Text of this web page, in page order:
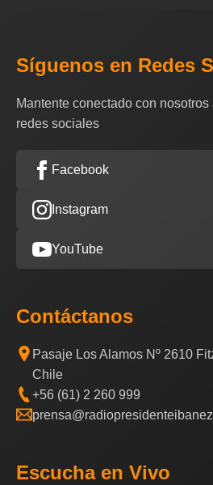
Síguenos en Redes
Mantente conectado con
redes sociales
Facebook
Instagram
YouTube
Contáctanos
Pasaje Los Alamos Nº 2610
Chile
+56 (61) 2 260 999
Escucha en Vivo